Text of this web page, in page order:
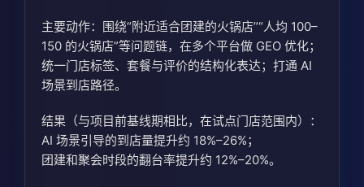
主要动作：围绕“附近适合团建的火锅店”“人均 100–
150 的火锅店”等问题链，在多个平台做 GEO 优化；
统一门店标签、套餐与评价的结构化表达；打通 AI
场景到店路径。
结果（与项目前基线期相比，在试点门店范围内）：
AI 场景引导的到店量提升约 18%–26%；
团建和聚会时段的翻台率提升约 12%–20%。